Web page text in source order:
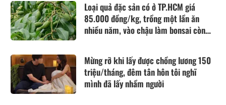
Loại quả đặc sản có ở TP.HCM giá
85.000 đồng/kg, trồng một lần ăn
nhiều năm, vào chậu làm bonsai còn
Mừng rỡ khi lấy được chồng lương 150
triệu/tháng, đêm tân hôn tôi nghĩ
mình đã lấy nhầm người